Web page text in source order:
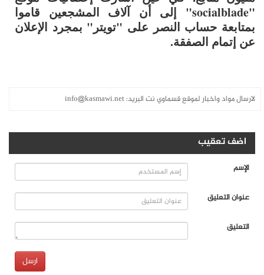
"socialblade" إلى أن آلاف المشجعين قاموا
بمتابعة حساب النصر على "تويتر" بمجرد الإعلان
عن إتمام الصفقة.
لارسال مواد واخبار لموقع قسماوي نت البريد:info@kasmawi.net
اضف تعقيب
الإسم
عنوان التعليق
التعليق
ارسل